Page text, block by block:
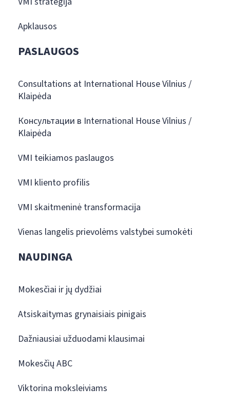
Apklausos
PASLAUGOS
Consultations at International House Vilnius /
Klaipėda
Консультации в International House Vilnius /
Klaipėda
VMI teikiamos paslaugos
VMI kliento profilis
VMI skaitmeninė transformacija
Vienas langelis prievolėms valstybei sumokėti
NAUDINGA
Mokesčiai ir jų dydžiai
Atsiskaitymas grynaisiais pinigais
Dažniausiai užduodami klausimai
Mokesčių ABC
Viktorina moksleiviams